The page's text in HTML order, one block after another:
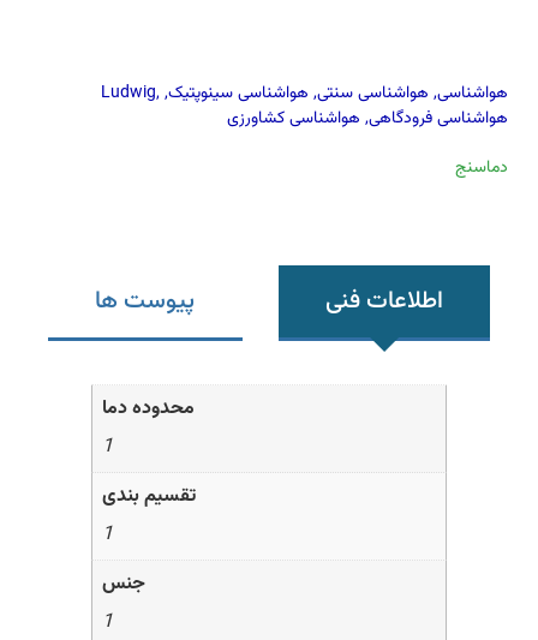
Ludwig, هواشناسی, هواشناسی سنتی, هواشناسی سینوپتیک,
هواشناسی فرودگاهی, هواشناسی کشاورزی
دماسنج
اطلاعات فنی پیوست ها
محدوده دما
1
تقسیم بندی
1
جنس
1